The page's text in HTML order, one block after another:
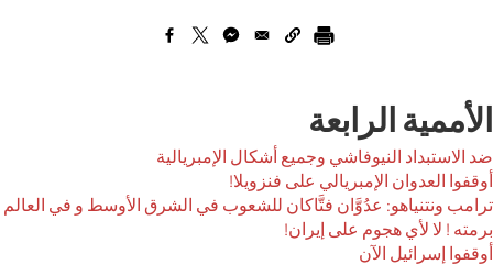
الأممية الرابعة
ضد الاستبداد النيوفاشي وجميع أشكال الإمبريالية
أوقفوا العدوان الإمبريالي على فنزويلا!
ترامب ونتنياهو: عدُوَّان فتَّاكان للشعوب في الشرق الأوسط و في العالم
برمته ! لا لأي هجوم على إيران!
أوقفوا إسرائيل الآن